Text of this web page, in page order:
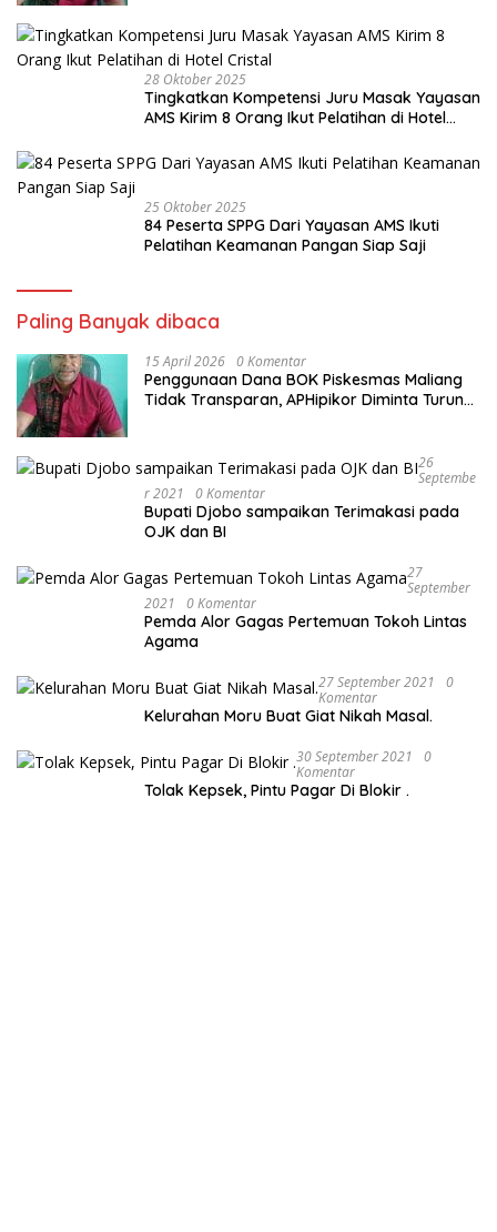
28 Oktober 2025
Tingkatkan Kompetensi Juru Masak Yayasan
AMS Kirim 8 Orang Ikut Pelatihan di Hotel
25 Oktober 2025
84 Peserta SPPG Dari Yayasan AMS Ikuti
Pelatihan Keamanan Pangan Siap Saji
Paling Banyak dibaca
15 April 2026 0 Komentar
Penggunaan Dana BOK Piskesmas Maliang
Tidak Transparan, APHipikor Diminta Turun
26
Septembe
R 2021
0 Komentar
Bupati Djobo sampaikan Terimakasi pada
OJK dan BI
27
September
2021
0 Komentar
Pemda Alor Gagas Pertemuan Tokoh Lintas
Agama
27 September 2021
0
Komentar
Kelurahan Moru Buat Giat Nikah Masal.
30 September 2021
0
Komentar
Tolak Kepsek, Pintu Pagar Di Blokir .